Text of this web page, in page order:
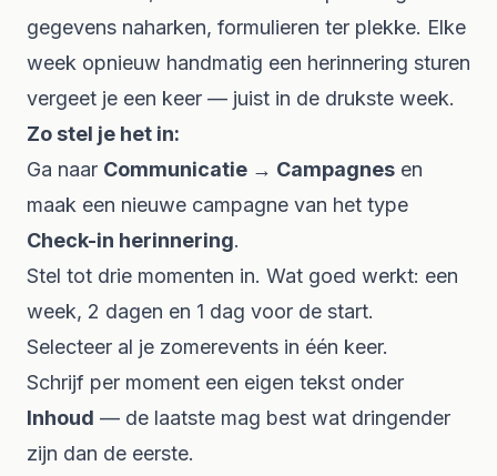
gegevens naharken, formulieren ter plekke. Elke
week opnieuw handmatig een herinnering sturen
vergeet je een keer — juist in de drukste week.
Zo stel je het in:
Ga naar Communicatie → Campagnes en
maak een nieuwe campagne van het type
Check-in herinnering.
Stel tot drie momenten in. Wat goed werkt: een
week, 2 dagen en 1 dag voor de start.
Selecteer al je zomerevents in één keer.
Schrijf per moment een eigen tekst onder
Inhoud — de laatste mag best wat dringender
zijn dan de eerste.